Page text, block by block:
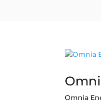
Omnia